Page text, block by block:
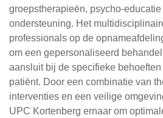
groepstherapieën, psycho-
ondersteuning. Het
professionals op de
om een gepersonaliseerd
aansluit bij de specifieke
patiënt. Door een combinatie van
interventies en een veilige
UPC Kortenberg ernaar om